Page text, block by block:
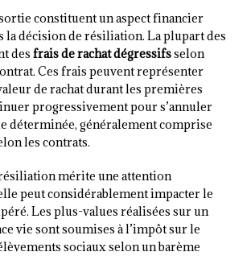
constituent un aspect financier
la décision de résiliation. La plupart des
des frais de rachat dégressifsselon
Ces frais peuvent représenter
de rachat durant les premières
progressivement pour s’annuler
déterminée, généralement comprise
les contrats.
mérite une attention
peut considérablement impacter le
Les plus-values réalisées sur un
vie sont soumises à l’impôt sur le
sociaux selon un barème